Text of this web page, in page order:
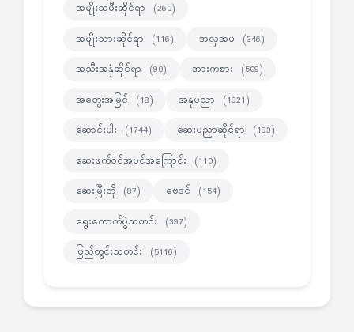
အမျိုးသမီးဆိုင်ရာ (260)
အမျိုးသားဆိုင်ရာ (116) အလှအပ (346)
အသီးအနှံဆိုင်ရာ (90) အားကစား (509)
အတွေးအမြင် (18) အနုပညာ (1921)
ဆောင်းပါး (1744) ဆေးပညာဆိုင်ရာ (193)
ဆေးဖက်ဝင်အပင်အကြောင်း (110)
ဆေးမြီးတို (87) ဗေဒင် (154)
ရွေးကောက်ပွဲသတင်း (397)
ပြည်တွင်းသတင်း (5116)